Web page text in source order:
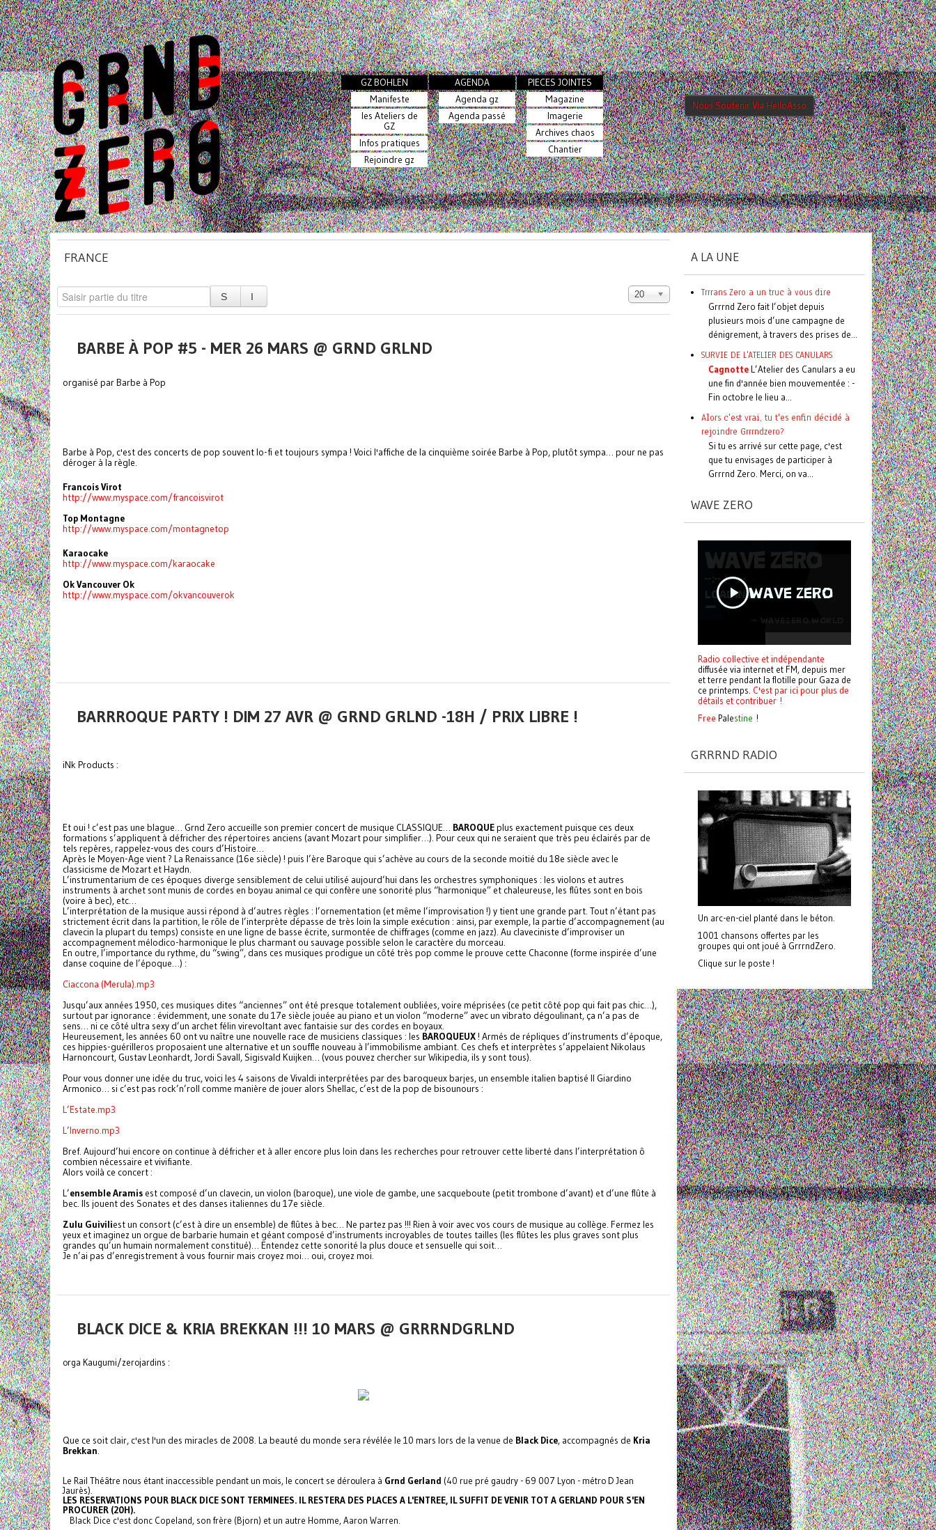
GZ BOHLEN
Manifeste
les Ateliers de
GZ
Infos pratiques
Rejoindre gz
AGENDA
Agenda gz
Agenda passé
PIECES JOINTES
Magazine
Imagerie
Archives chaos
Chantier
Nous Soutenir Via HelloAsso
FRANCE
20
BARBE À POP #5 - MER 26 MARS @ GRND GRLND
organisé par Barbe à Pop
Barbe à Pop, c'est des concerts de pop souvent lo-fi et toujours sympa ! Voici l'affiche de la cinquième soirée Barbe à Pop, plutôt sympa… pour ne pas
déroger à la règle.
Francois Virot
http://www.myspace.com/francoisvirot
Top Montagne
http://www.myspace.com/montagnetop
Karaocake
http://www.myspace.com/karaocake
Ok Vancouver Ok
http://www.myspace.com/okvancouverok
BARRROQUE PARTY ! DIM 27 AVR @ GRND GRLND -18H / PRIX LIBRE !
iNk Products :
Et oui ! c’est pas une blague… Grnd Zero accueille son premier concert de musique CLASSIQUE… BAROQUEplus exactement puisque ces deux
formations s’appliquent à défricher des répertoires anciens (avant Mozart pour simplifier…). Pour ceux qui ne seraient que très peu éclairés par de
tels repères, rappelez-vous des cours d’Histoire…
Après le Moyen-Age vient ? La Renaissance (16e siècle) ! puis l’ère Baroque qui s’achève au cours de la seconde moitié du 18e siècle avec le
classicisme de Mozart et Haydn.
L’instrumentarium de ces époques diverge sensiblement de celui utilisé aujourd’hui dans les orchestres symphoniques : les violons et autres
instruments à archet sont munis de cordes en boyau animal ce qui confère une sonorité plus “harmonique” et chaleureuse, les flûtes sont en bois
(voire à bec), etc…
L’interprétation de la musique aussi répond à d’autres règles : l’ornementation (et même l’improvisation !) y tient une grande part. Tout n’étant pas
strictement écrit dans la partition, le rôle de l’interprète dépasse de très loin la simple exécution : ainsi, par exemple, la partie d’accompagnement (au
clavecin la plupart du temps) consiste en une ligne de basse écrite, surmontée de chiffrages (comme en jazz). Au claveciniste d’improviser un
accompagnement mélodico-harmonique le plus charmant ou sauvage possible selon le caractère du morceau.
En outre, l’importance du rythme, du “swing”, dans ces musiques prodigue un côté très pop comme le prouve cette Chaconne (forme inspirée d’une
danse coquine de l’époque…) :
Ciaccona (Merula).mp3
Jusqu’aux années 1950, ces musiques dites “anciennes” ont été presque totalement oubliées, voire méprisées (ce petit côté pop qui fait pas chic…),
surtout par ignorance : évidemment, une sonate du 17e siècle jouée au piano et un violon “moderne” avec un vibrato dégoulinant, ça n’a pas de
sens… ni ce côté ultra sexy d’un archet félin virevoltant avec fantaisie sur des cordes en boyaux.
Heureusement, les années 60 ont vu naître une nouvelle race de musiciens classiques : les BAROQUEUX! Armés de répliques d’instruments d’époque,
ces hippies-guérilleros proposaient une alternative et un souffle nouveau à l’immobilisme ambiant. Ces chefs et interprètes s’appelaient Nikolaus
Harnoncourt, Gustav Leonhardt, Jordi Savall, Sigisvald Kuijken… (vous pouvez chercher sur Wikipedia, ils y sont tous).
Pour vous donner une idée du truc, voici les 4 saisons de Vivaldi interprétées par des baroqueux barjes, un ensemble italien baptisé Il Giardino
Armonico… si c’est pas rock’n’roll comme manière de jouer alors Shellac, c’est de la pop de bisounours :
L’Estate.mp3
L’Inverno.mp3
Bref. Aujourd’hui encore on continue à défricher et à aller encore plus loin dans les recherches pour retrouver cette liberté dans l’interprétation ô
combien nécessaire et vivifiante.
Alors voilà ce concert :
L’ensemble Aramis est composé d’un clavecin, un violon (baroque), une viole de gambe, une sacqueboute (petit trombone d’avant) et d’une flûte à
bec. Ils jouent des Sonates et des danses italiennes du 17e siècle.
Zulu Guiviliest un consort (c’est à dire un ensemble) de flûtes à bec… Ne partez pas !!! Rien à voir avec vos cours de musique au collège. Fermez les
yeux et imaginez un orgue de barbarie humain et géant composé d’instruments incroyables de toutes tailles (les flûtes les plus graves sont plus
grandes qu’un humain normalement constitué)… Entendez cette sonorité la plus douce et sensuelle qui soit…
Je n’ai pas d’enregistrement à vous fournir mais croyez moi… oui, croyez moi.
BLACK DICE & KRIA BREKKAN !!! 10 MARS @ GRRRNDGRLND
orga Kaugumi/zerojardins :
Que ce soit clair, c'est l'un des miracles de 2008. La beauté du monde sera révélée le 10 mars lors de la venue de Black Dice, accompagnés de Kria
Brekkan.
Le Rail Théâtre nous étant inaccessible pendant un mois, le concert se déroulera à Grnd Gerland (40 rue pré gaudry - 69 007 Lyon - métro D Jean
Jaurès).
LES RESERVATIONS POUR BLACK DICE SONT TERMINEES. IL RESTERA DES PLACES A L'ENTREE, IL SUFFIT DE VENIR TOT A GERLAND POUR S'EN
PROCURER (20H).
Black Dice c'est donc Copeland, son frère (Bjorn) et un autre Homme, Aaron Warren.
A LA UNE
Trrrans Zero a un truc à vous dire
Grrrnd Zero fait l’objet depuis
plusieurs mois d’une campagne de
dénigrement, à travers des prises de...
SURVIE DE L'ATELIER DES CANULARS
Cagnotte L’Atelier des Canulars a eu
une fin d'année bien mouvementée : -
Fin octobre le lieu a...
Alors c'est vrai, tu t'es enfin décidé à
rejoindre Grrrndzero?
Si tu es arrivé sur cette page, c'est
que tu envisages de participer à
Grrrnd Zero. Merci, on va...
WAVE ZERO
Radio collective et indépendante
diffusée via internet et FM, depuis mer
et terre pendant la flotille pour Gaza de
ce printemps. C'est par ici pour plus de
détails et contribuer !
Free Palestine !
GRRRND RADIO
Un arc-en-ciel planté dans le béton.
1001 chansons offertes par les
groupes qui ont joué à GrrrndZero.
Clique sur le poste !